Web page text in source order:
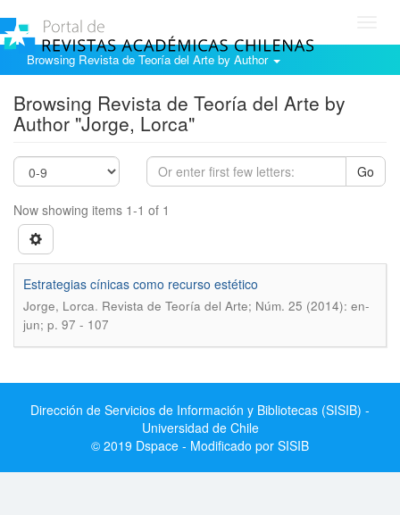
Browsing Revista de Teoría del Arte by Author
Browsing Revista de Teoría del Arte by
Author "Jorge, Lorca"
Go
Now showing items 1-1 of 1
Estrategias cínicas como recurso estético
Jorge, Lorca. Revista de Teoría del Arte; Núm. 25 (2014): en-
jun; p. 97 - 107
Dirección de Servicios de Información y Bibliotecas (SISIB) -
Universidad de Chile
© 2019 Dspace - Modificado por SISIB